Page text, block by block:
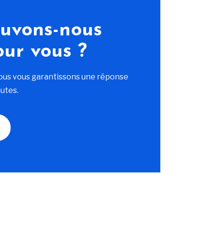
nous
vous ?
vous garantissons une réponse